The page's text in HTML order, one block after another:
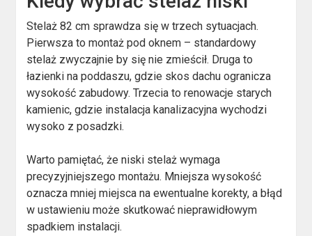
Stelaż 82 cm sprawdza się w trzech sytuacjach.
Pierwsza to montaż pod oknem – standardowy
stelaż zwyczajnie by się nie zmieścił. Druga to
łazienki na poddaszu, gdzie skos dachu ogranicza
wysokość zabudowy. Trzecia to renowacje starych
kamienic, gdzie instalacja kanalizacyjna wychodzi
wysoko z posadzki.
Warto pamiętać, że niski stelaż wymaga
precyzyjniejszego montażu. Mniejsza wysokość
oznacza mniej miejsca na ewentualne korekty, a błąd
w ustawieniu może skutkować nieprawidłowym
spadkiem instalacji.